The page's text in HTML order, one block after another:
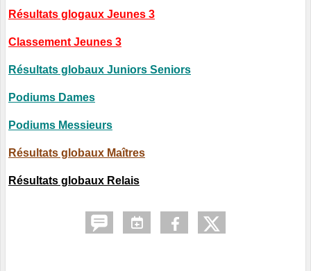
Résultats glogaux Jeunes 3
Classement Jeunes 3
Résultats globaux Juniors Seniors
Podiums Dames
Podiums Messieurs
Résultats globaux Maîtres
Résultats globaux Relais